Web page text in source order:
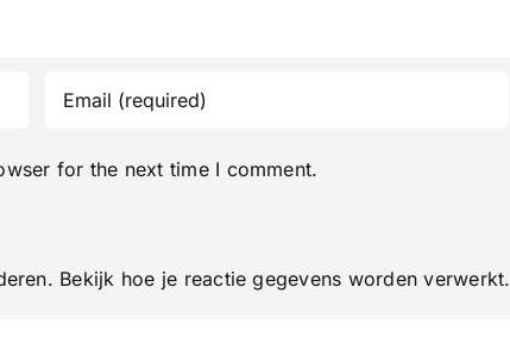
for the next time I comment.
Bekijk hoe je reactie gegevens worden verwerkt.